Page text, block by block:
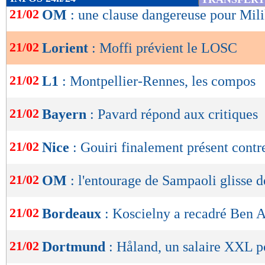
de
OK
21/02 OM : une clause dangereuse pour
21/02 Lorient : Moffi prévient le LOSC
21/02 L1 : Montpellier-Rennes, les compos
21/02 Bayern : Pavard répond aux critiques
21/02 Nice : Gouiri finalement présent
21/02 OM : l'entourage de Sampaoli glisse
21/02 Bordeaux : Koscielny a recadré Ben
21/02 Dortmund : Håland, un salaire XXL